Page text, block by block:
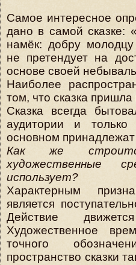
Самое интересное
дано в самой
намёк: добру молодцу
не претендует на
основе своей
Наиболее
том, что сказка
Сказка всегда
аудитории и
основном
Как же
художественные
использует?
Характерным
является
Действие
Художественное
точного
пространство сказки